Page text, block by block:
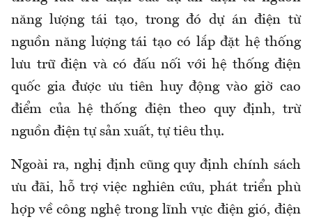
năng lượng tái tạo, trong đó dự án điện từ
nguồn năng lượng tái tạo có lắp đặt hệ thống
lưu trữ điện và có đấu nối với hệ thống điện
quốc gia được ưu tiên huy động vào giờ cao
điểm của hệ thống điện theo quy định, trừ
nguồn điện tự sản xuất, tự tiêu thụ.
Ngoài ra, nghị định cũng quy định chính sách
ưu đãi, hỗ trợ việc nghiên cứu, phát triển phù
hợp về công nghệ trong lĩnh vực điện gió, điện